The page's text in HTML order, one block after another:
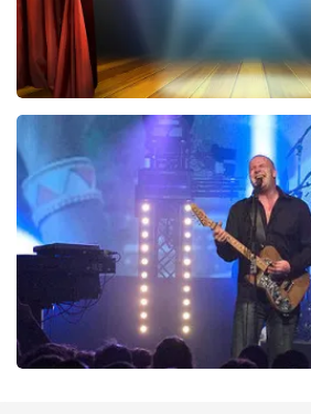
40 45 De Musical
290laatste 30 minuten
BESTEL NU